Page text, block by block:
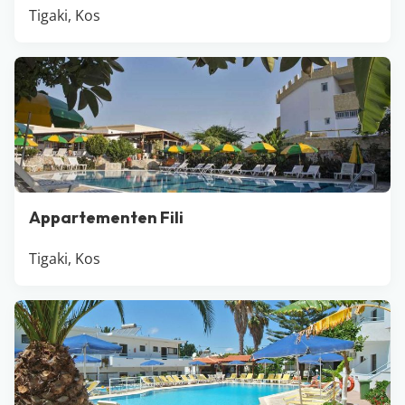
Tigaki, Kos
Appartementen Fili
Tigaki, Kos